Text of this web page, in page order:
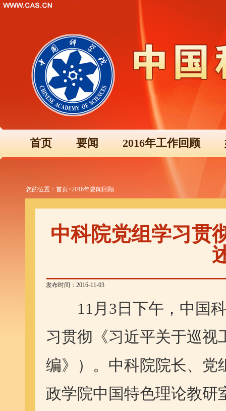
首页 要闻 2016年工作回顾
您的位置： 首页>2016年要闻回顾
中科院党组学习贯
发布时间：2016-11-03
11月3日下午，中国科
习贯彻《习近平关于巡视
编》）。中科院院长、党
政学院中国特色理论教研